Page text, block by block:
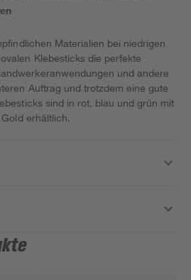
Materialien bei niedrigen
Klebesticks die perfekte
und andere
Auftrag und trotzdem eine gute
sind in rot, blau und grün mit
erhältlich.